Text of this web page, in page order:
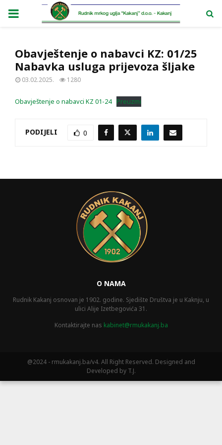
PRIMARY
Obavještenje o nabavci KZ: 01/25
Nabavka usluga prijevoza šljake
03.02.2025. 1280
Obavještenje o nabavci KZ 01-24 Preuzmi
PODIJELI 0
O NAMA
Rudnik Kakanj osnovan je 1902. godine. Sjedište Društva je u Kaknju, u
ulici Alije Izetbegovića 31.
Kontaktirajte nas kabinet@rmukakanj.ba
@2024 - rmukakanj.ba/v4. All Right Reserved. Designed and
Developed by T.J.